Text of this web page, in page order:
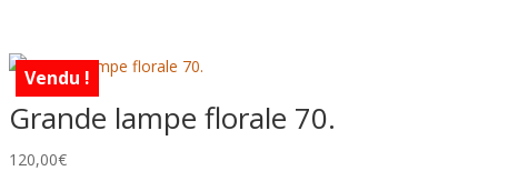
Vendu !
Grande lampe florale 70.
120,00€